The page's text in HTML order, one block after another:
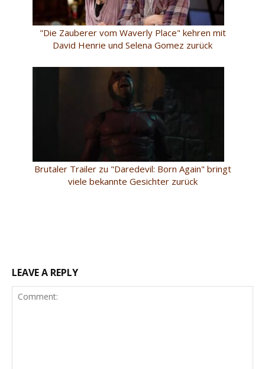
"Die Zauberer vom Waverly Place" kehren mit
David Henrie und Selena Gomez zurück
Brutaler Trailer zu "Daredevil: Born Again" bringt
viele bekannte Gesichter zurück
LEAVE A REPLY